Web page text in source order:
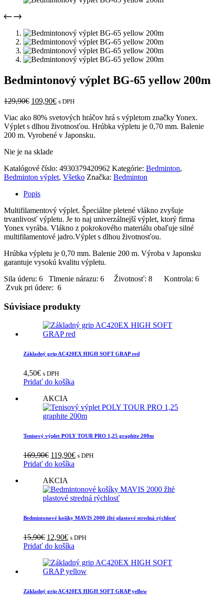
Bedmintonový výplet BG-65 yellow 200m
129,90€ Pôvodná
bola:
129,90€.
109,90€Aktuálna
je:
109,90€.
s DPH
Viac ako 80% svetových hráčov hrá s výpletom značky Yonex.
Výplet s dlhou životnosťou. Hrúbka výpletu je 0,70 mm. Balenie
200 m. Vyrobené v Japonsku.
Nie je na sklade
Katalógové číslo: 4930379420962 Kategórie: Bedminton,
Bedminton výplet, Všetko Značka: Bedminton
Popis
Multifilamentový výplet. Špeciálne pletené vlákno zvyšuje
trvanlivosť výpletu. Je to naj univerzálnejší výplet, ktorý firma
Yonex vyrába. Vlákno z pokrokového materiálu obaľuje silné
multifilamentové jadro.Výplet s dlhou životnosťou.
Hrúbka výpletu je 0,70 mm. Balenie 200 m. Výroba v Japonsku
garantuje vysokú kvalitu výpletu.
Sila úderu: 6 Tlmenie nárazu: 6 Životnosť: 8 Kontrola: 6
Zvuk pri údere: 6
Súvisiace produkty
Základný grip AC420EX HIGH SOFT GRAP red
4,50€ s DPH
Pridať do košíka
AKCIA
Tenisový výplet POLY TOUR PRO 1,25 graphite 200m
169,90€ Pôvodná
cena
169,90€.
119,90€Aktuálna
s DPH
Pridať do košíka
AKCIA
Bedmintonové košíky MAVIS 2000 žlté plastové stredná rýchlosť
15,90€ Pôvodná
cena
15,90€.
12,90€Aktuálna
cena
12,90€.
s DPH
Pridať do košíka
Základný grip AC420EX HIGH SOFT GRAP yellow